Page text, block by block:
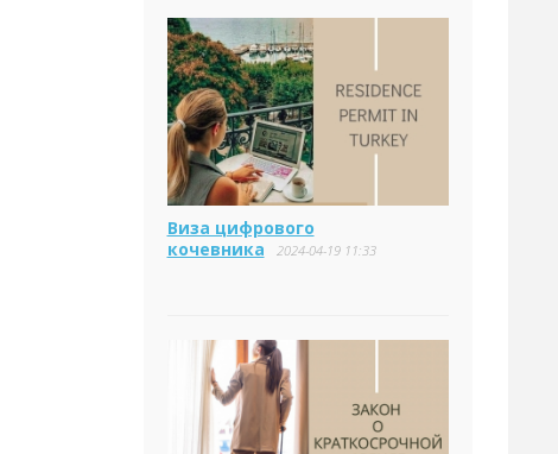
Виза цифрового
кочевника
2024-04-19 11:33